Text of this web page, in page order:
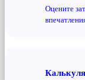
Оцените